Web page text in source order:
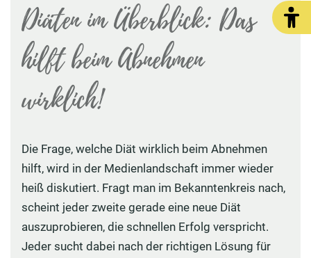
Diäten im Überblick: Das
hilft beim Abnehmen
wirklich!
Die Frage, welche Diät wirklich beim Abnehmen
hilft, wird in der Medienlandschaft immer wieder
heiß diskutiert. Fragt man im Bekanntenkreis nach,
scheint jeder zweite gerade eine neue Diät
auszuprobieren, die schnellen Erfolg verspricht.
Jeder sucht dabei nach der richtigen Lösung für